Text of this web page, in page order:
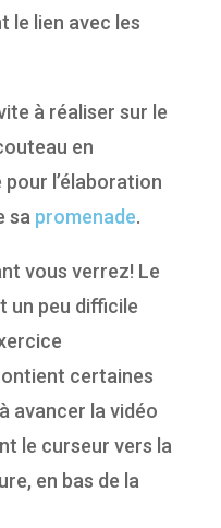
le lien avec les
à réaliser sur le
en
l’élaboration
sa promenade.
vous verrez! Le
un peu difficile
certaines
avancer la vidéo
le curseur vers la
en bas de la